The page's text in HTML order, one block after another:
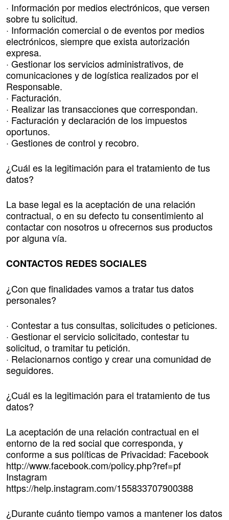
· Información por medios electrónicos, que versen
sobre tu solicitud.
· Información comercial o de eventos por medios
electrónicos, siempre que exista autorización
expresa.
· Gestionar los servicios administrativos, de
comunicaciones y de logística realizados por el
Responsable.
· Facturación.
· Realizar las transacciones que correspondan.
· Facturación y declaración de los impuestos
oportunos.
· Gestiones de control y recobro.
¿Cuál es la legitimación para el tratamiento de tus
datos?
La base legal es la aceptación de una relación
contractual, o en su defecto tu consentimiento al
contactar con nosotros u ofrecernos sus productos
por alguna vía.
CONTACTOS REDES SOCIALES
¿Con que finalidades vamos a tratar tus datos
personales?
· Contestar a tus consultas, solicitudes o peticiones.
· Gestionar el servicio solicitado, contestar tu
solicitud, o tramitar tu petición.
· Relacionarnos contigo y crear una comunidad de
seguidores.
¿Cuál es la legitimación para el tratamiento de tus
datos?
La aceptación de una relación contractual en el
entorno de la red social que corresponda, y
conforme a sus políticas de Privacidad: Facebook
http://www.facebook.com/policy.php?ref=pf
Instagram
https://help.instagram.com/155833707900388
¿Durante cuánto tiempo vamos a mantener los datos